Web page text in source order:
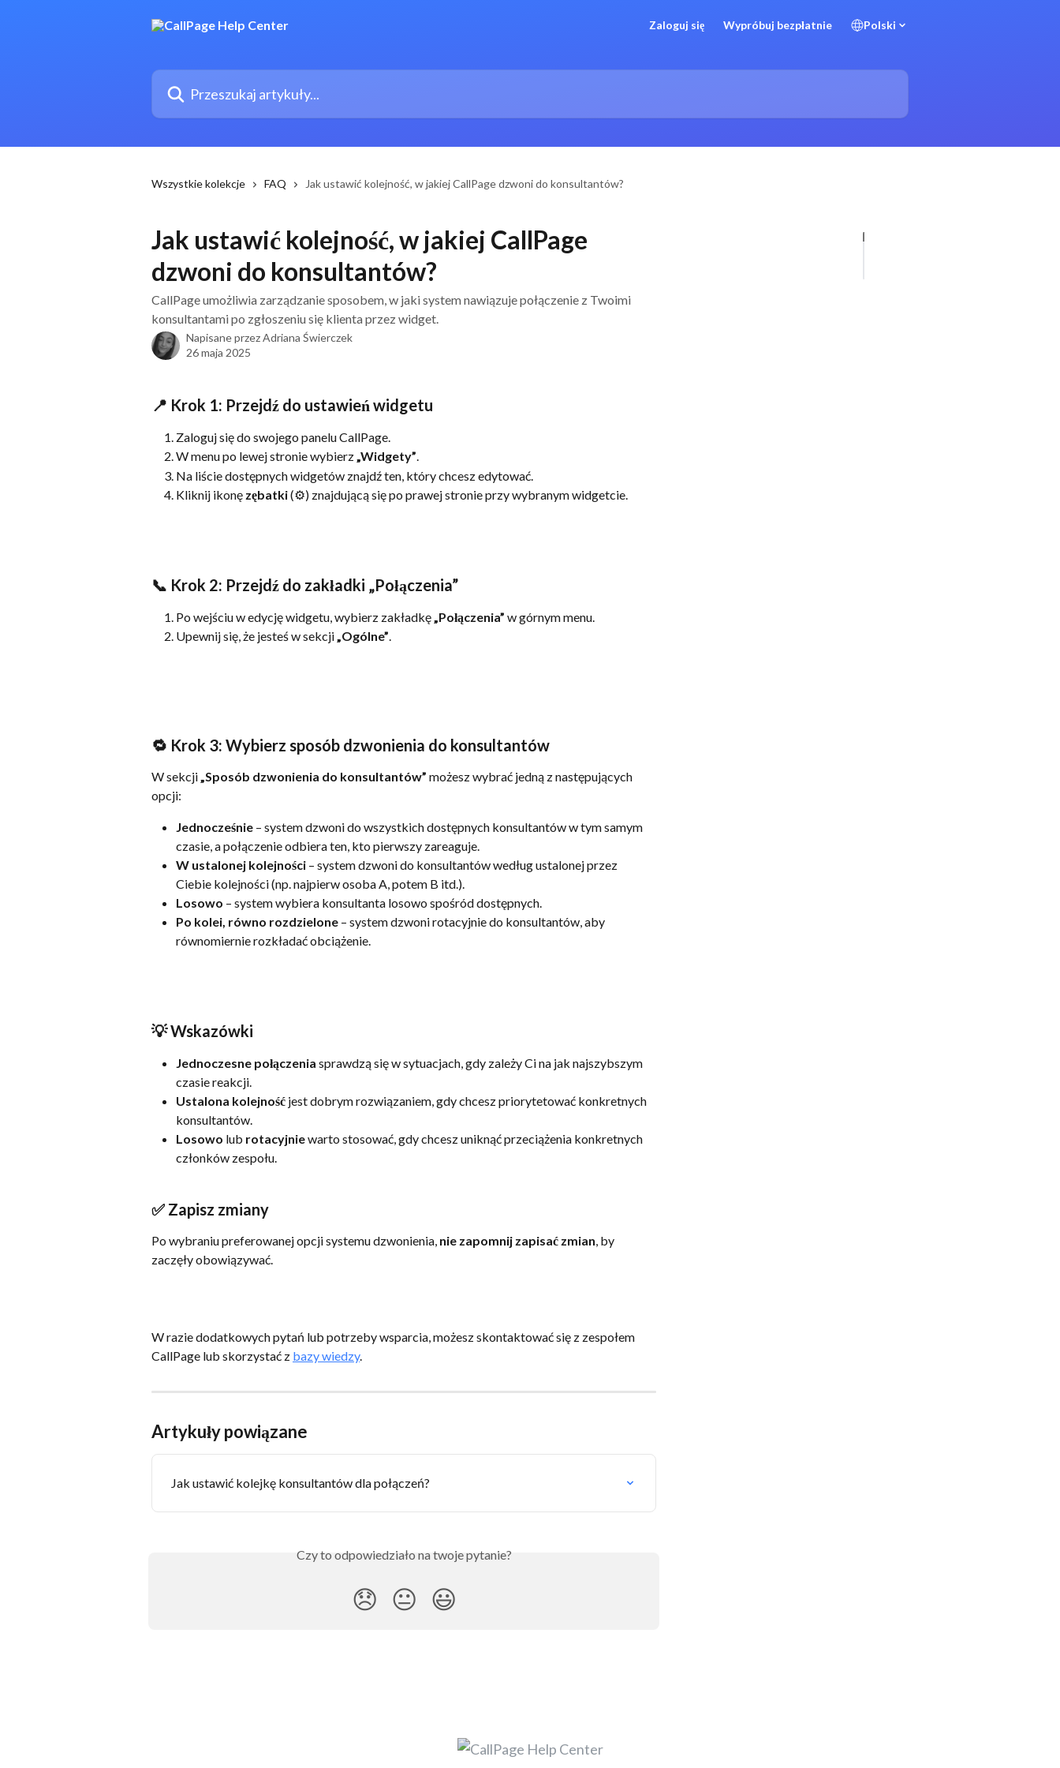
Zaloguj się Wypróbuj bezpłatnie Polski
Przeszukaj artykuły...
Wszystkie kolekcje FAQ Jak ustawić kolejność, w jakiej CallPage dzwoni do konsultantów?
Jak ustawić kolejność, w jakiej CallPage
dzwoni do konsultantów?
CallPage umożliwia zarządzanie sposobem, w jaki system nawiązuje połączenie z Twoimi
konsultantami po zgłoszeniu się klienta przez widget.
Napisane przezAdriana Świerczek
26 maja 2025
📍 Krok 1: Przejdź do ustawień widgetu
Zaloguj się do swojego panelu CallPage.
W menu po lewej stronie wybierz „Widgety”.
Na liście dostępnych widgetów znajdź ten, który chcesz edytować.
Kliknij ikonę zębatki (⚙️) znajdującą się po prawej stronie przy wybranym widgetcie.
📞 Krok 2: Przejdź do zakładki „Połączenia”
Po wejściu w edycję widgetu, wybierz zakładkę „Połączenia” w górnym menu.
Upewnij się, że jesteś w sekcji „Ogólne”.
🔁 Krok 3: Wybierz sposób dzwonienia do konsultantów
W sekcji „Sposób dzwonienia do konsultantów” możesz wybrać jedną z następujących
opcji:
Jednocześnie – system dzwoni do wszystkich dostępnych konsultantów w tym samym
czasie, a połączenie odbiera ten, kto pierwszy zareaguje.
W ustalonej kolejności – system dzwoni do konsultantów według ustalonej przez
Ciebie kolejności (np. najpierw osoba A, potem B itd.).
Losowo – system wybiera konsultanta losowo spośród dostępnych.
Po kolei, równo rozdzielone – system dzwoni rotacyjnie do konsultantów, aby
równomiernie rozkładać obciążenie.
💡 Wskazówki
Jednoczesne połączenia sprawdzą się w sytuacjach, gdy zależy Ci na jak najszybszym
czasie reakcji.
Ustalona kolejność jest dobrym rozwiązaniem, gdy chcesz priorytetować konkretnych
konsultantów.
Losowo lub rotacyjnie warto stosować, gdy chcesz uniknąć przeciążenia konkretnych
członków zespołu.
✅ Zapisz zmiany
Po wybraniu preferowanej opcji systemu dzwonienia, nie zapomnij zapisać zmian, by
zaczęły obowiązywać.
W razie dodatkowych pytań lub potrzeby wsparcia, możesz skontaktować się z zespołem
CallPage lub skorzystać z bazy wiedzy.
Artykuły powiązane
Jak ustawić kolejkę konsultantów dla połączeń?
Czy to odpowiedziało na twoje pytanie?
😞 😐 😃